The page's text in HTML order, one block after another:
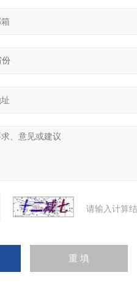
请输入计算